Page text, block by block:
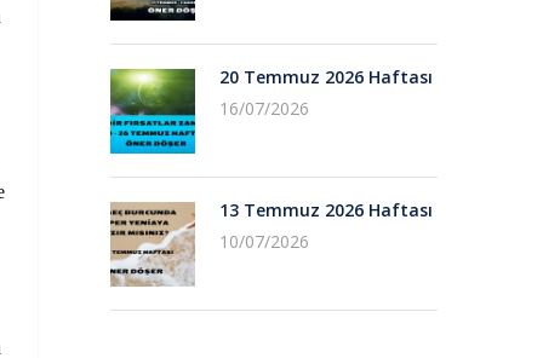
20 Temmuz 2026 Haftası
16/07/2026
13 Temmuz 2026 Haftası
10/07/2026